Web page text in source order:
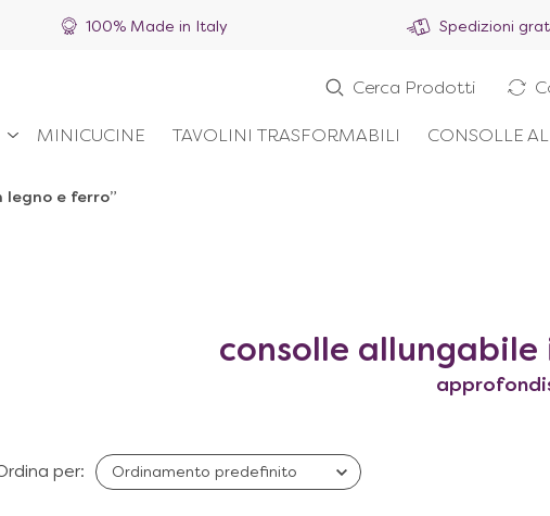
100% Made in Italy Spedizioni
MINICUCINE TAVOLINI TRASFORMABILI CONSOLLE
Cerca Prodotti
e ferro”
consolle allungabile
per: